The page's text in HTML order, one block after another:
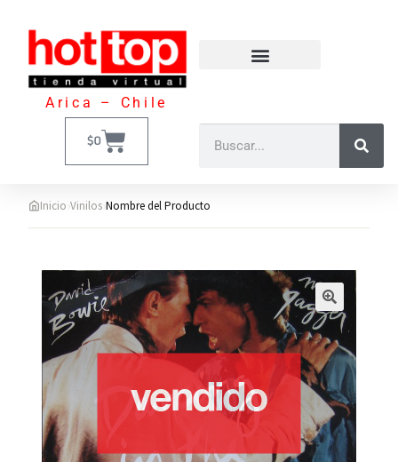
Arica – Chile
$0
Inicio›Vinilos›Nombre del Producto